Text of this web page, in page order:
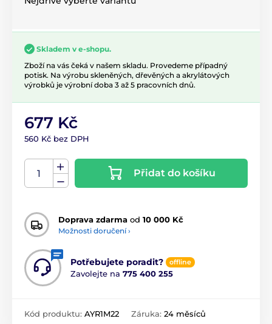
Skladem v e-shopu.
Zboží na vás čeká v našem skladu. Provedeme případný
potisk. Na výrobu skleněných, dřevěných a akrylátových
výrobků je výrobní doba 3 až 5 pracovních dnů.
677 Kč
560 Kč bez DPH
Přidat do košíku
Doprava zdarma od 10 000 Kč
Možnosti doručení ›
Potřebujete poradit? offline
Zavolejte na 775 400 255
Kód produktu: AYR1M22 Záruka: 24 měsíců